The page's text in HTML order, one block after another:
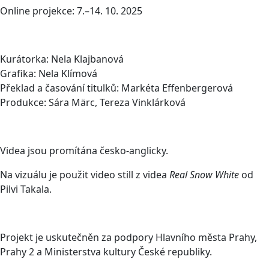
Online projekce: 7.–14. 10. 2025
Kurátorka: Nela Klajbanová
Grafika: Nela Klímová
Překlad a časování titulků: Markéta Effenbergerová
Produkce: Sára Märc, Tereza Vinklárková
Videa jsou promítána česko-anglicky.
Na vizuálu je použit video still z videa Real Snow White od
Pilvi Takala.
Projekt je uskutečněn za podpory Hlavního města Prahy,
Prahy 2 a Ministerstva kultury České republiky.